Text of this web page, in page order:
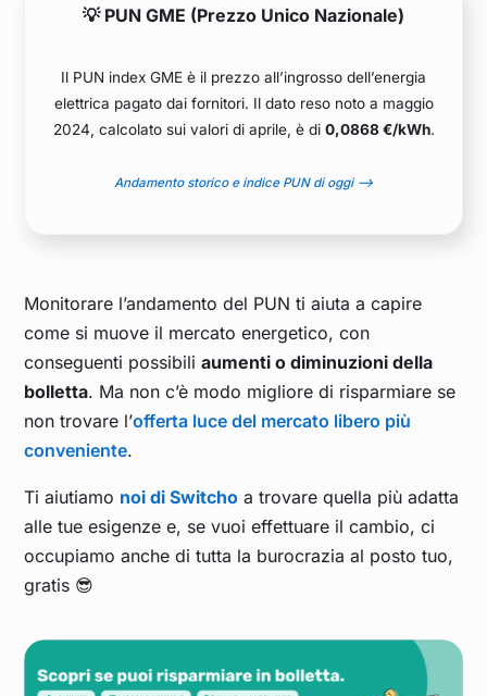
💡 PUN GME (Prezzo Unico Nazionale)
Il PUN index GME è il prezzo all’ingrosso dell’energia
elettrica pagato dai fornitori. Il dato reso noto a maggio
2024, calcolato sui valori di aprile, è di 0,0868 €/kWh.
Andamento storico e indice PUN di oggi –>
Monitorare l’andamento del PUN ti aiuta a capire
come si muove il mercato energetico, con
conseguenti possibiliaumenti o diminuzioni della
bolletta. Ma non c’è modo migliore di risparmiare se
non trovare l’offerta luce del mercato libero più
conveniente.
Ti aiutiamo noi di Switcho a trovare quella più adatta
alle tue esigenze e, se vuoi effettuare il cambio, ci
occupiamo anche di tutta la burocrazia al posto tuo,
gratis 😎